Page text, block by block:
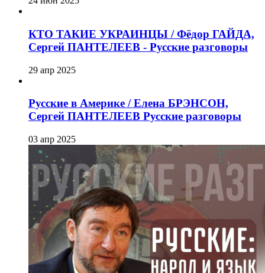
КТО ТАКИЕ УКРАИНЦЫ / Фёдор ГАЙДА,
Сергей ПАНТЕЛЕЕВ - Русские разговоры
29 апр 2025
Русские в Америке / Елена БРЭНСОН,
Сергей ПАНТЕЛЕЕВ Русские разговоры
03 апр 2025